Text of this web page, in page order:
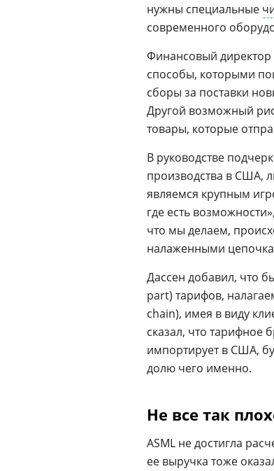
нужны специальные
современного
Финансовый директор
способы, которыми
сборы за поставки
Другой возможный
товары, которые
В руководстве
производства в США,
являемся крупным
где есть
что мы делаем,
налаженными
Дассен добавил, что
part) тарифов,
chain), имея в виду
сказал, что тарифное
импортирует в США,
долю чего именно.
Не все так
ASML не достигла
ее выручка тоже